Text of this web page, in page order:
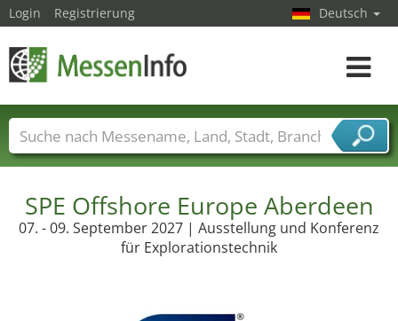
SPE Offshore Europe Aberdeen
07. - 09. September 2027 | Ausstellung und Konferenz
für Explorationstechnik
Login Registrierung Deutsch
Toggle
Messenamen Länder Städte
Branchen